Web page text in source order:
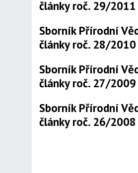
články roč. 29/2011
Sborník Přírodní
články roč. 28/2010
Sborník Přírodní
články roč. 27/2009
Sborník Přírodní
články roč. 26/2008